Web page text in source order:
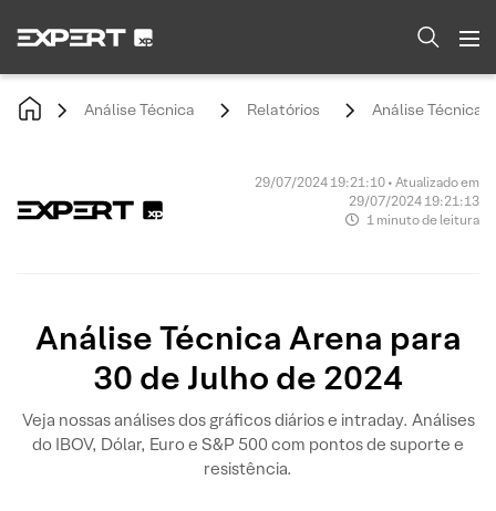
Análise Técnica Relatórios Análise Técnica
29/07/2024 19:21:10 • Atualizado em
29/07/2024 19:21:13
1 minuto de leitura
Análise Técnica Arena para
30 de Julho de 2024
Veja nossas análises dos gráficos diários e intraday. Análises
do IBOV, Dólar, Euro e S&P 500 com pontos de suporte e
resistência.